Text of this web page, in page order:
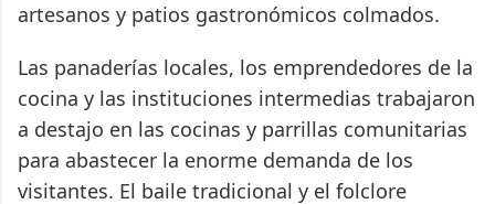
artesanos y patios gastronómicos colmados.
Las panaderías locales, los emprendedores de la
cocina y las instituciones intermedias trabajaron
a destajo en las cocinas y parrillas comunitarias
para abastecer la enorme demanda de los
visitantes. El baile tradicional y el folclore